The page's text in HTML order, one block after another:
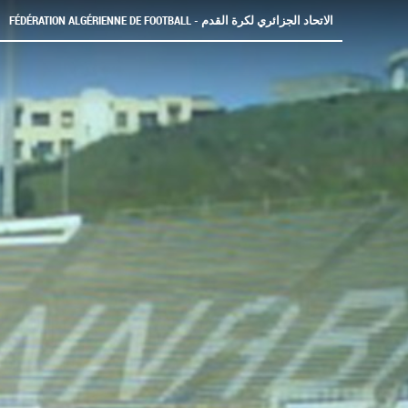
FÉDÉRATION ALGÉRIENNE DE FOOTBALL - الاتحاد الجزائري لكرة القدم